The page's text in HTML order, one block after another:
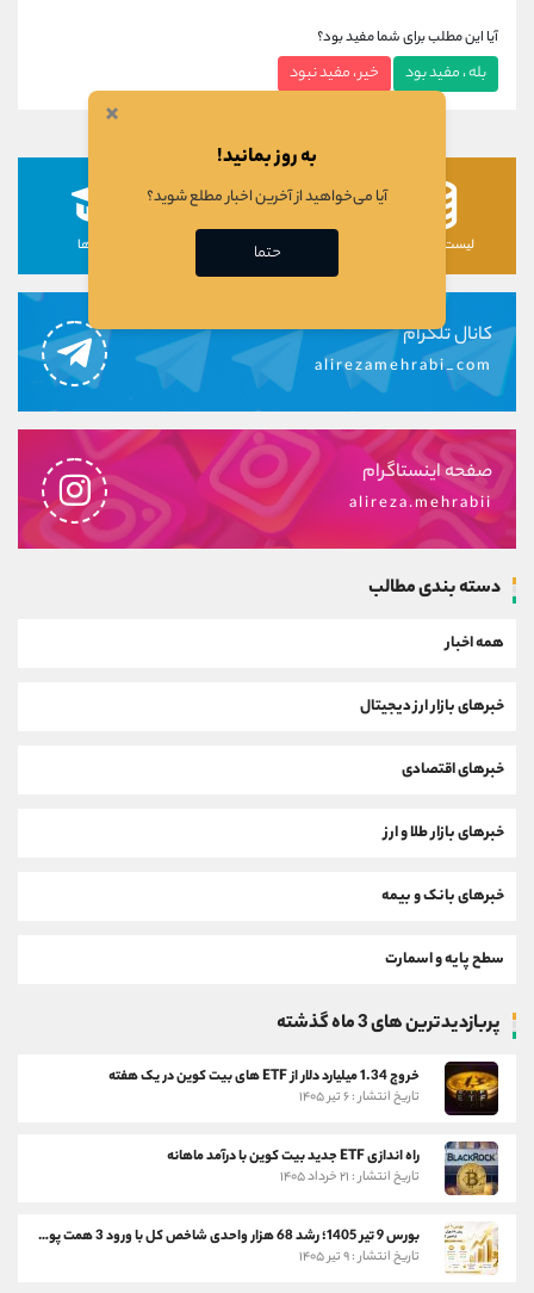
آیا این مطلب برای شما مفید بود؟
بله ، مفید بود خیر ، مفید نبود
لیست رمزارزها لیست سهام ها دوره ها
کانال تلگرام
alirezamehrabi_com
صفحه اینستاگرام
alireza.mehrabii
دسته بندی مطالب
همه اخبار
خبرهای بازار ارز دیجیتال
خبرهای اقتصادی
خبرهای بازار طلا و ارز
خبرهای بانک و بیمه
سطح پایه و اسمارت
پربازدیدترین های 3 ماه گذشته
خروج 1.34 میلیارد دلار از ETF های بیت کوین در یک هفته
تاریخ انتشار : ۶ تیر ۱۴۰۵
راه اندازی ETF جدید بیت کوین با درآمد ماهانه
تاریخ انتشار : ۲۱ خرداد ۱۴۰۵
بورس 9 تیر 1405؛ رشد 68 هزار واحدی شاخص کل با ورود 3 همت پول حقیقی
تاریخ انتشار : ۹ تیر ۱۴۰۵
×
به روز بمانید!
آیا می‌خواهید از آخرین اخبار مطلع شوید؟
حتما